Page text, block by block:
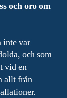
och oro om
inte var
och som
vid en
allt från